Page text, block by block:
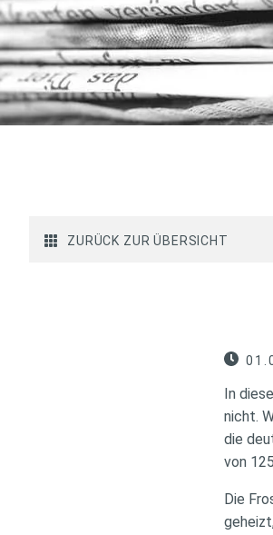
ZURÜCK ZUR ÜBERSICHT
In
nicht.
die
von
Die